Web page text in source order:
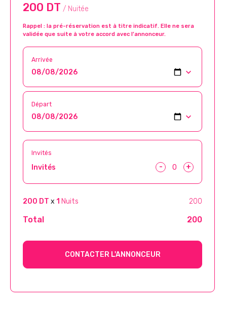
200 DT / Nuitée
Rappel : la pré-réservation est à titre indicatif. Elle ne sera
validée que suite à votre accord avec l’annonceur.
Arrivée
Départ
Invités
Invités - +
200 DT x 1 Nuits 200
Total 200
CONTACTER L'ANNONCEUR